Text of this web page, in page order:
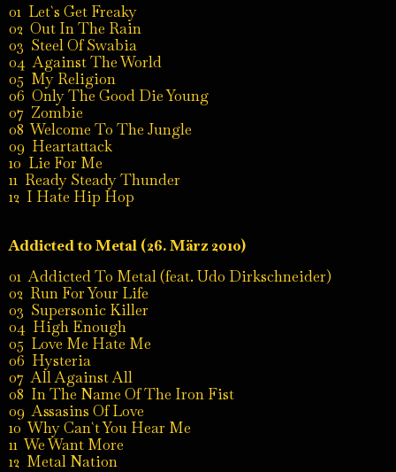
01 Let`s Get Freaky
02 Out In The Rain
03 Steel Of Swabia
04 Against The World
05 My Religion
06 Only The Good Die Young
07 Zombie
08 Welcome To The Jungle
09 Heartattack
10 Lie For Me
11 Ready Steady Thunder
12 I Hate Hip Hop
Addicted to Metal (26. März 2010)
01 Addicted To Metal (feat. Udo Dirkschneider)
02 Run For Your Life
03 Supersonic Killer
04 High Enough
05 Love Me Hate Me
06 Hysteria
07 All Against All
08 In The Name Of The Iron Fist
09 Assasins Of Love
10 Why Can`t You Hear Me
11 We Want More
12 Metal Nation